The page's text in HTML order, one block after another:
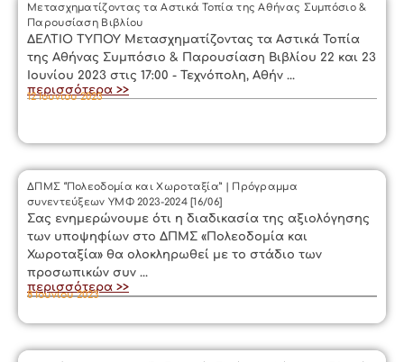
Μετασχηματίζοντας τα Αστικά Τοπία της Αθήνας Συμπόσιο &
Παρουσίαση Βιβλίου
ΔΕΛΤΙΟ ΤΥΠΟΥ Μετασχηματίζοντας τα Αστικά Τοπία
της Αθήνας Συμπόσιο & Παρουσίαση Βιβλίου 22 και 23
Ιουνίου 2023 στις 17:00 - Τεχνόπολη, Αθήν ...
περισσότερα >>
12 Ιουνίου 2023
ΔΠΜΣ “Πολεοδομία και Χωροταξία” | Πρόγραμμα
συνεντεύξεων ΥΜΦ 2023-2024 [16/06]
Σας ενημερώνουμε ότι η διαδικασία της αξιολόγησης
των υποψηφίων στο ΔΠΜΣ «Πολεοδομία και
Χωροταξία» θα ολοκληρωθεί με το στάδιο των
προσωπικών συν ...
περισσότερα >>
8 Ιουνίου 2023